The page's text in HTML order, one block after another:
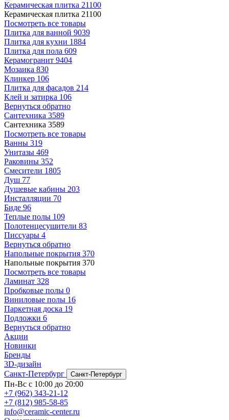
Керамическая плитка 21100
Керамическая плитка 21100
Посмотреть все товары
Плитка для ванной 9039
Плитка для кухни 1884
Плитка для пола 609
Керамогранит 9404
Мозаика 830
Клинкер 106
Плитка для фасадов 214
Клей и затирка 106
Вернуться обратно
Сантехника 3589
Сантехника 3589
Посмотреть все товары
Ванны 319
Унитазы 469
Раковины 352
Смесители 1805
Душ 77
Душевые кабины 203
Инсталляции 70
Биде 96
Теплые полы 109
Полотенцесушители 83
Писсуары 4
Вернуться обратно
Напольные покрытия 370
Напольные покрытия 370
Посмотреть все товары
Ламинат 328
Пробковые полы 0
Виниловые полы 16
Паркетная доска 19
Подложки 6
Вернуться обратно
Акции
Новинки
Бренды
3D-дизайн
Санкт-Петербург
Санкт-Петербург
Пн-Вс с 10:00 до 20:00
+7 (962) 343-21-12
+7 (812) 985-58-85
info@ceramic-center.ru